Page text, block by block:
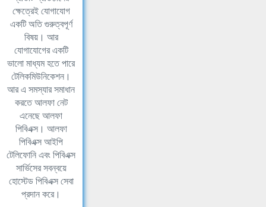
ক্ষেত্রেই যোগাযোগ
একটি অতি গুরুত্বপূর্ণ
বিষয়। আর
যোগাযোগের একটি
ভালো মাধ্যম হতে পারে
টেলিকমিউনিকেশন।
আর এ সমস্যার সমাধান
করতে আলফা নেট
এনেছে আলফা
পিবিএক্স। আলফা
পিবিএক্স আইপি
টেলিফোনি এবং পিবিএক্স
সার্ভিসের সবন্বয়ে
হোস্টেড পিবিএক্স সেবা
প্রদান করে।